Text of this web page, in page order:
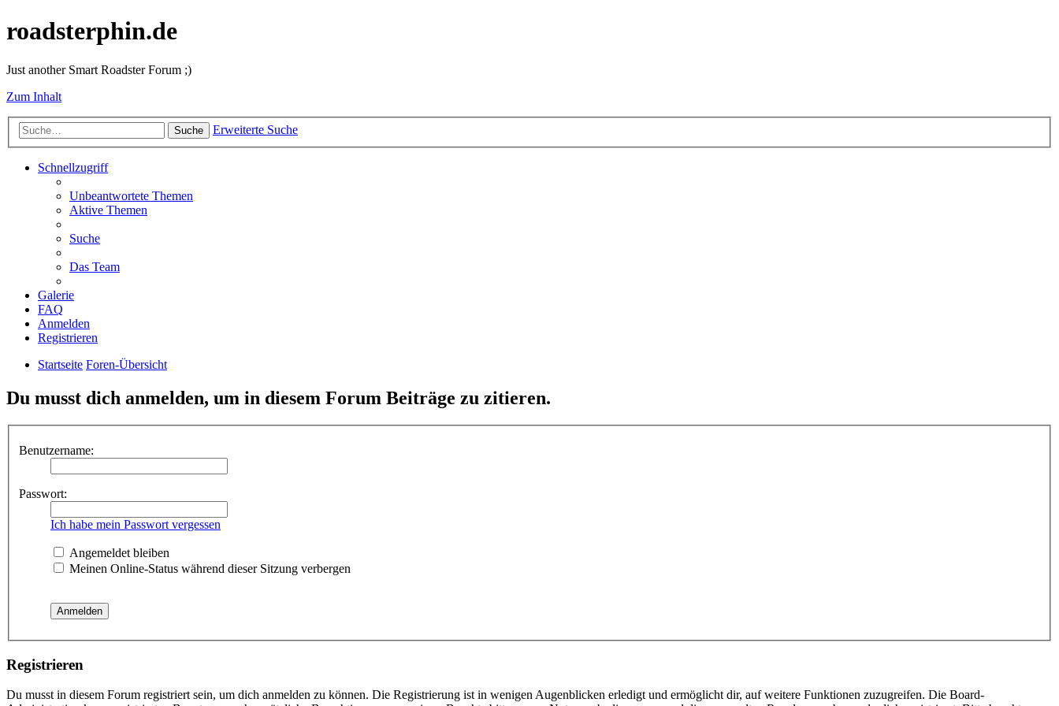
roadsterphin.de
Just another Smart Roadster Forum ;)
Zum Inhalt
Suche Erweiterte Suche
Schnellzugriff
Unbeantwortete Themen
Aktive Themen
Suche
Das Team
Galerie
FAQ
Anmelden
Registrieren
Startseite Foren-Übersicht
Du musst dich anmelden, um in diesem Forum Beiträge zu zitieren.
Benutzername:
Passwort:
Ich habe mein Passwort vergessen
Angemeldet bleiben
Meinen Online-Status während dieser Sitzung verbergen
Registrieren
Du musst in diesem Forum registriert sein, um dich anmelden zu können. Die Registrierung ist in wenigen Augenblicken erledigt und ermöglicht dir, auf weitere Funktionen zuzugreifen. Die Board-